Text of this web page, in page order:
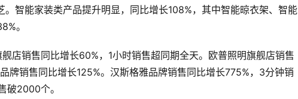
智能家装类产品提升明显，同比增长108%，其中智能晾衣架、智能
。
店销售同比增长60%，1小时销售超同期全天。欧普照明旗舰店销售
牌销售同比增长125%。汉斯格雅品牌销售同比增长775%，3分钟销
破2000个。